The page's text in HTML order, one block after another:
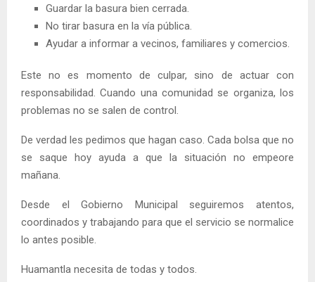
Guardar la basura bien cerrada.
No tirar basura en la vía pública.
Ayudar a informar a vecinos, familiares y comercios.
Este no es momento de culpar, sino de actuar con
responsabilidad. Cuando una comunidad se organiza, los
problemas no se salen de control.
De verdad les pedimos que hagan caso. Cada bolsa que no
se saque hoy ayuda a que la situación no empeore
mañana.
Desde el Gobierno Municipal seguiremos atentos,
coordinados y trabajando para que el servicio se normalice
lo antes posible.
Huamantla necesita de todas y todos.